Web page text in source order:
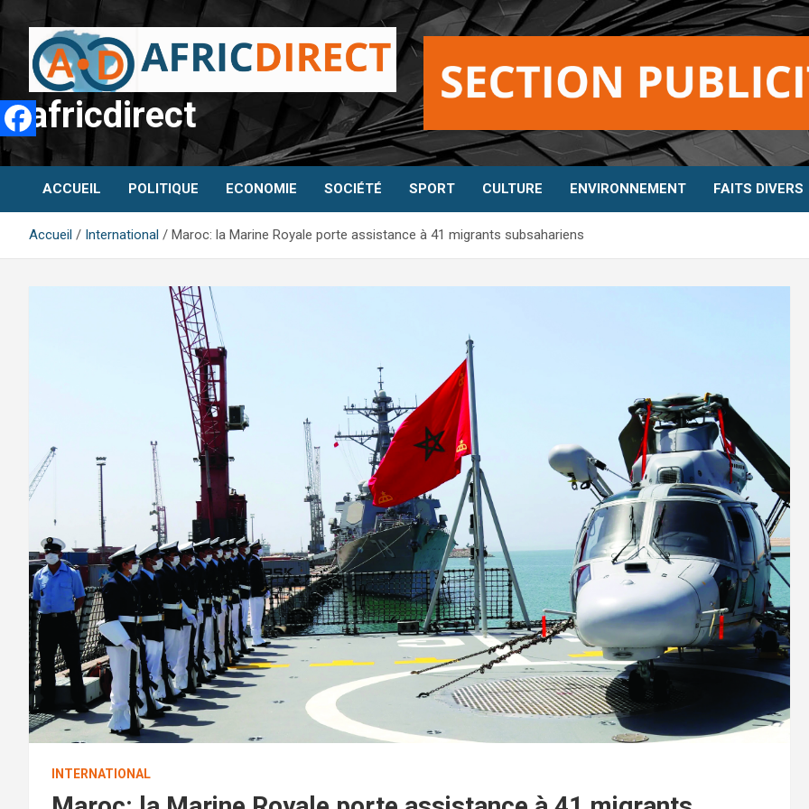
Aller
contenu
africdirect
ACCUEIL POLITIQUE ECONOMIE SOCIÉTÉ SPORT CULTURE ENVIRONNEMENT FAITS DIVERS
Accueil International Maroc: la Marine Royale porte assistance à 41 migrants subsahariens
INTERNATIONAL